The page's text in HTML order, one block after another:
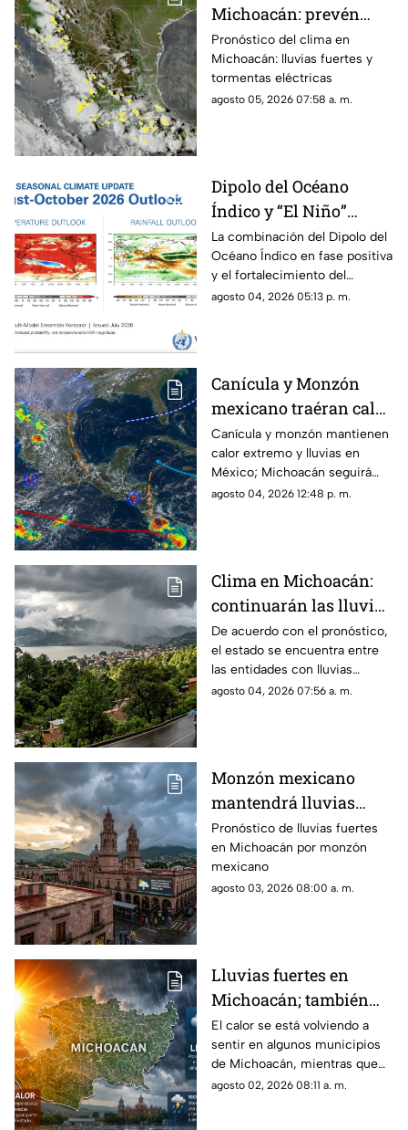
Michoacán: prevén
lluvias fuertes,
tormentas eléctricas y
ambiente caluroso
Pronóstico del clima en
Michoacán: lluvias fuertes y
tormentas eléctricas
agosto 05, 2026 07:58 a. m.
Dipolo del Océano
Índico y “El Niño”
podrían cambiar el
clima de 2026;
Michoacán se prepara
para lluvias irregulares
La combinación del Dipolo del
Océano Índico en fase positiva
y el fortalecimiento del
fenómeno de “El Niño” podría
elevadas en distintas regiones
del mundo, incluyendo
posibles efectos para
Michoacán.
agosto 04, 2026 05:13 p. m.
Canícula y Monzón
mexicano traéran calor
extremo y fuertes
lluvias a Michoacán
Canícula y monzón mantienen
calor extremo y lluvias en
México; Michoacán seguirá
con precipitaciones
agosto 04, 2026 12:48 p. m.
Clima en Michoacán:
continuarán las lluvias
fuertes este martes 4 de
agosto
De acuerdo con el pronóstico,
el estado se encuentra entre
las entidades con lluvias
puntuales muy fuertes, de 50
agosto 04, 2026 07:56 a. m.
Monzón mexicano
mantendrá lluvias
fuertes en Michoacán;
persiste ambiente
cálido
Pronóstico de lluvias fuertes
en Michoacán por monzón
mexicano
agosto 03, 2026 08:00 a. m.
Lluvias fuertes en
Michoacán; también
seguirá el calor este
domingo
El calor se está volviendo a
sentir en algunos municipios
de Michoacán, mientras que
en otros se van a registrar
agosto 02, 2026 08:11 a. m.